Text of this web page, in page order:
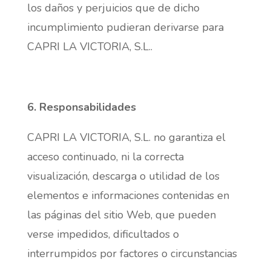
los daños y perjuicios que de dicho
incumplimiento pudieran derivarse para
CAPRI LA VICTORIA, S.L..
6. Responsabilidades
CAPRI LA VICTORIA, S.L. no garantiza el
acceso continuado, ni la correcta
visualización, descarga o utilidad de los
elementos e informaciones contenidas en
las páginas del sitio Web, que pueden
verse impedidos, dificultados o
interrumpidos por factores o circunstancias